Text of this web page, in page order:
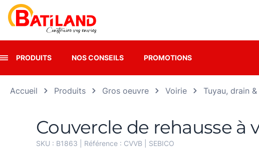
PRODUITS NOS CONSEILS PROMOTIONS
Accueil Produits Gros oeuvre Voirie Tuyau, drain
Couvercle de rehausse à
SKU : B1863 | Référence : CVVB SEBICO
Panneau de gestion des cookies